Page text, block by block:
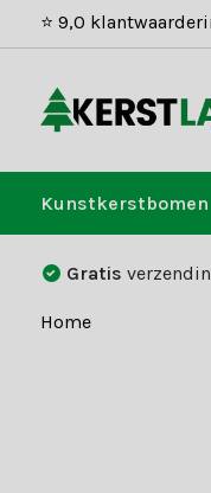
⭐ 9,0
Kunstkerstbomen
Gratis
Home